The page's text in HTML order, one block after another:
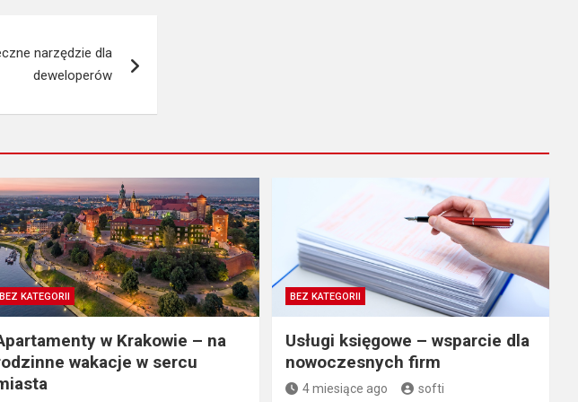
narzędzie dla
deweloperów
BEZ KATEGORII
w Krakowie – na
wakacje w sercu
BEZ KATEGORII
Usługi księgowe – wsparcie dla
nowoczesnych firm
4 miesiące ago softi